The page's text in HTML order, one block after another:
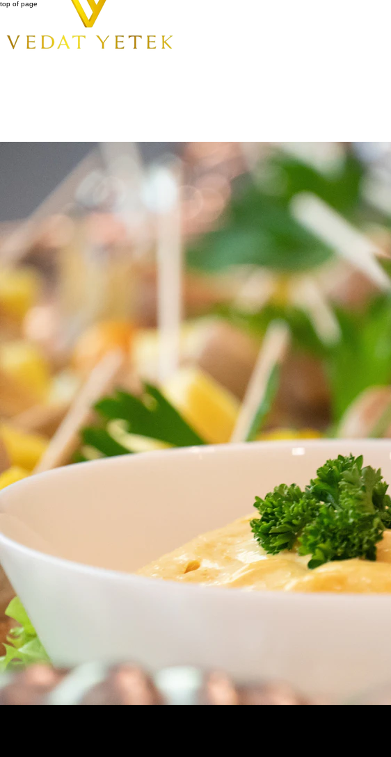
top of page
Kişiye Özel Terzi Seçerken Dikkat Edilmesi Gerekenler
Son Duyuru
Giyiminiz, kişiliğinizin bir yansımasıdır ve doğru kıyafetleri tercih ederek kendinizi ifade edebilirsiniz. Kişiye özel terzi
önünde bulundurmanız gereken unsurlar.
1. Terzi Hakkında Araştırma Yapın
Kişiye özel terzi seçerken öncelikle terzinin geçmişine ve uzmanlık alanlarına bakmanız önemlidir. Terzinin önceki
deneyimli olup olmadığını araştırmalısınız.
2. Müşteri Yorumları ve Referanslar
Bir terzi seçerken müşteri yorumlarını referans olarak kullanmak, doğru kararı vermenizde yardımcı olabilir. Terzinin
kanıtlayan önemli bir göstergedir.
3. Uzmanlık Alanlarını Belirleyin
Kişiye özel terziler genellikle belirli bir alanda uzmanlaşmışlardır. Kimi terziler iş elbiseleri konusunda daha iyiyken,
4. Malzeme Seçenekleri Hakkında Bilgi Edinin
Özel dikim sürecinin bir diğer önemli unsuru da kullanılacak kumaş ve malzemelerdir. İyi bir terzi, geniş bir kumaş
Kişiye özel terzi hizmetlerinin fiyatları, terzin kalitesine, kullanılacak malzemelere ve özel dikim hizmetinin kapsamına
da, hizmetin kalitesinin de göz ardı edilmemesi gerektiğini unutmayın.
6. İletişim ve İlgili Olma Düzeyi
Bir terzi ile iyi bir iletişim kurmak, özel dikim sürecinin başarılı bir şekilde tamamlanması açısından oldukça önemlidir.
bilgilendirmeli ve taleplerinize yanıt vermelidir.
7. Prova Süreci ve Geri Bildirim
Özel dikim işlemlerinde, prova süreçleri oldukça etkili ve gereklidir. Terziniz ile olan görüşmelerde, hangi aşamada ve ne
olacaktır.
8. Sonuç Olarak, Güvenilirlik ve Uyum
Kişiye özel terzi seçimi, kendi tarzınızı en iyi yansıtan giysilere ulaşabilmek için kritik bir adımdır. Güvenilir bir terziyle
önemlidir. Özel dikim gömlek veya özel dikim smokin tercih ettiğinizde, hem görünüm hem de hissettirdikleri açısından
Sonuç olarak, kişiye özel terzi seçimi, giyimde kişiselleştirmenin bir parçasıdır ve doğru seçimleri yaptığınız takdirde